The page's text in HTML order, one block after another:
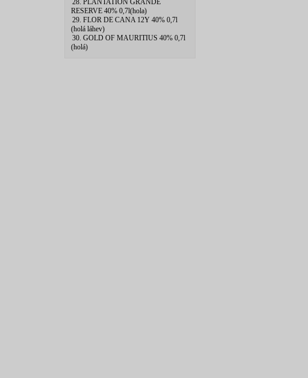
28. PLANTATION GRANDE
RESERVE 40% 0,7l(hola)
29. FLOR DE CANA 12Y 40% 0,7l
(holá láhev)
30. GOLD OF MAURITIUS 40% 0,7l
(holá)